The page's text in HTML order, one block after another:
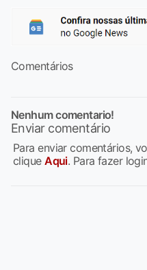
Comentários
Nenhum comentario!
Enviar comentário
Para enviar comentários,
cliqueAqui. Para fazer